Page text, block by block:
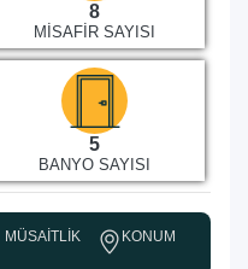
8
MISAFIR SAYISI
5
BANYO SAYISI
MÜSAITLIK KONUM